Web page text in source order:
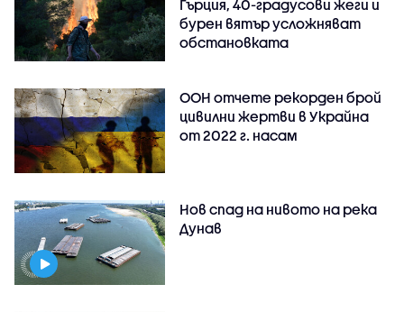
Гърция, 40-градусови жеги и
бурен вятър усложняват
обстановката
ООН отчете рекорден брой
цивилни жертви в Украйна
от 2022 г. насам
Нов спад на нивото на река
Дунав